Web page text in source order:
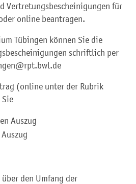
Vertretungsbescheinigungen für
online beantragen.
Tübingen können Sie die
schriftlich per
(online unter der Rubrik
Auszug
den Umfang der